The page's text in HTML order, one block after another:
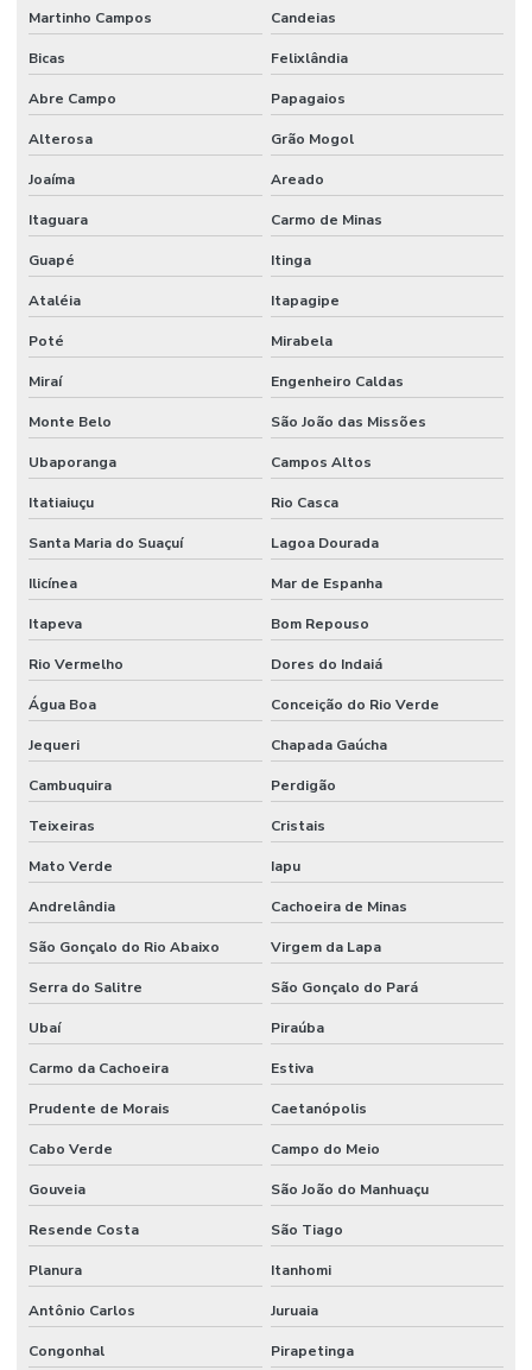
Martinho Campos Candeias
Bicas Felixlândia
Abre Campo Papagaios
Alterosa Grão Mogol
Joaíma Areado
Itaguara Carmo de Minas
Guapé Itinga
Ataléia Itapagipe
Poté Mirabela
Miraí Engenheiro Caldas
Monte Belo São João das Missões
Ubaporanga Campos Altos
Itatiaiuçu Rio Casca
Santa Maria do Suaçuí Lagoa Dourada
Ilicínea Mar de Espanha
Itapeva Bom Repouso
Rio Vermelho Dores do Indaiá
Água Boa Conceição do Rio Verde
Jequeri Chapada Gaúcha
Cambuquira Perdigão
Teixeiras Cristais
Mato Verde Iapu
Andrelândia Cachoeira de Minas
São Gonçalo do Rio Abaixo Virgem da Lapa
Serra do Salitre São Gonçalo do Pará
Ubaí Piraúba
Carmo da Cachoeira Estiva
Prudente de Morais Caetanópolis
Cabo Verde Campo do Meio
Gouveia São João do Manhuaçu
Resende Costa São Tiago
Planura Itanhomi
Antônio Carlos Juruaia
Congonhal Pirapetinga